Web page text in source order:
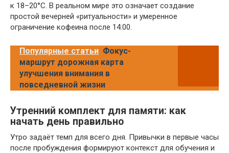
к 18–20°C. В реальном мире это означает создание
простой вечерней «ритуальности» и умеренное
ограничение кофеина после 14:00.
Популярные статьи Фокус-
маршрут дорожная карта
улучшения внимания в
повседневной жизни
Утренний комплект для памяти: как
начать день правильно
Утро задаёт темп для всего дня. Привычки в первые часы
после пробуждения формируют контекст для обучения и